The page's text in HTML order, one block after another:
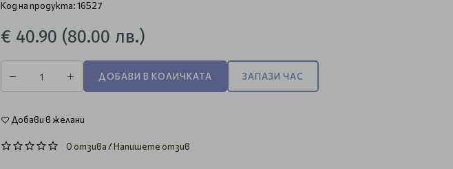
Код на продукта: 16527
€ 40.90 (80.00 лв.)
ДОБАВИ В КОЛИЧКАТА ЗАПАЗИ ЧАС
Добави в желани
0 отзива/Напишете отзив